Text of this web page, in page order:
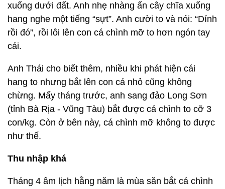
xuống dưới đất. Anh nhẹ nhàng ấn cây chĩa xuống
hang nghe một tiếng “sựt”. Anh cười to và nói: “Dính
rồi đó”, rồi lôi lên con cá chình mỡ to hơn ngón tay
cái.
Anh Thái cho biết thêm, nhiều khi phát hiện cái
hang to nhưng bắt lên con cá nhỏ cũng không
chừng. Mấy tháng trước, anh sang đảo Long Sơn
(tỉnh Bà Rịa - Vũng Tàu) bắt được cá chình to cỡ 3
con/kg. Còn ở bên này, cá chình mỡ không to được
như thế.
Thu nhập khá
Tháng 4 âm lịch hằng năm là mùa săn bắt cá chình